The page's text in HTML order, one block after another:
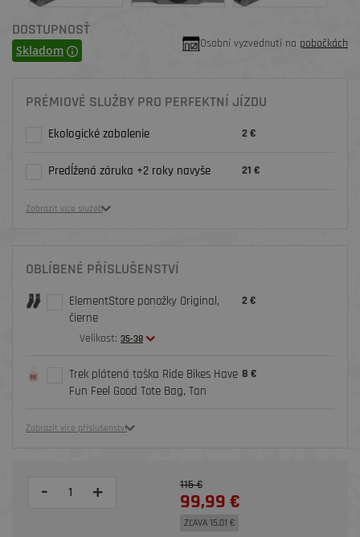
DOSTUPNOSŤ
Skladom Osobní vyzvednutí na pobočkách
PRÉMIOVÉ SLUŽBY PRO PERFEKTNÍ JÍZDU
Ekologické zabalenie 2 €
Predĺžená záruka +2 roky navyše 21 €
Zobrazit více služeb
OBLÍBENÉ PŘÍSLUŠENSTVÍ
ElementStore ponožky Original,
čierne
Velikost: 35-38
2 €
Trek plátená taška Ride Bikes Have
Fun Feel Good Tote Bag, Tan
8 €
Zobrazit více příslušenství
- + 115 €
99,99 €
ZĽAVA 15,01 €